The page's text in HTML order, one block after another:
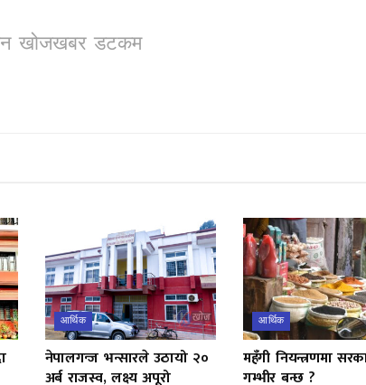
खोजखबर डटकम
आर्थिक
नेपालगन्ज भन्सारले उठायो २०
अर्ब राजस्व, लक्ष्य अपूरो
आर्थिक
महँगी नियन्त्रणमा
गम्भीर बन्छ ?